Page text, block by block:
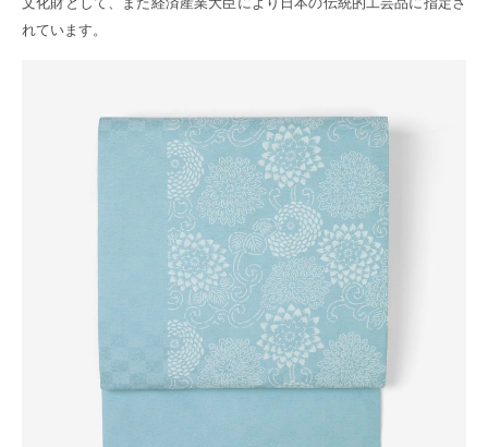
れています。